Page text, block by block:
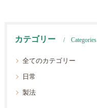
カテゴリー Categories
全てのカテゴリー
日常
製法